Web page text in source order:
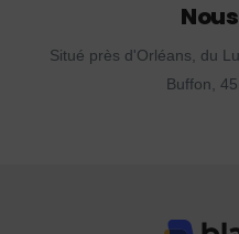
Situé près d'Orléans, du
Buffon,